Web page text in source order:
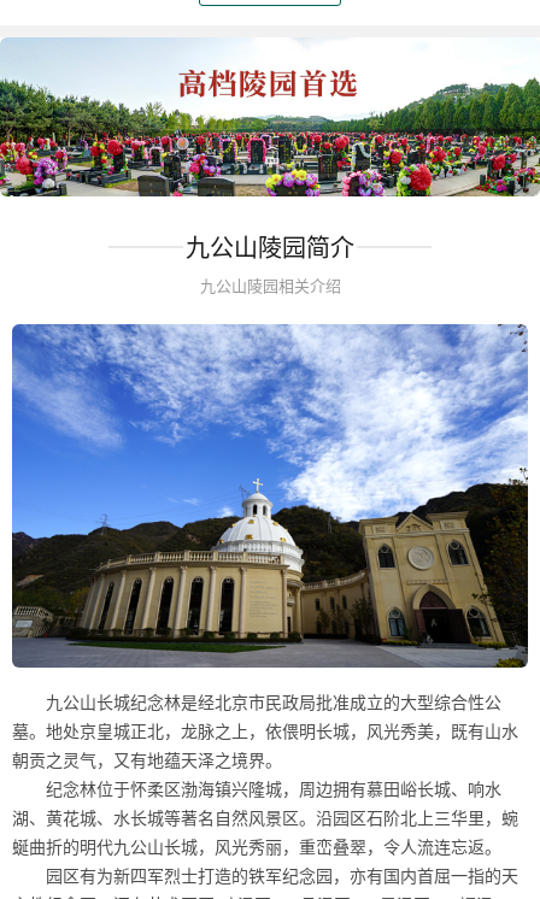
九公山陵园简介
九公山陵园相关介绍
九公山长城纪念林是经北京市民政局批准成立的大型综合性公
墓。地处京皇城正北，龙脉之上，依偎明长城，风光秀美，既有山水
朝贡之灵气，又有地蕴天泽之境界。
纪念林位于怀柔区渤海镇兴隆城，周边拥有慕田峪长城、响水
湖、黄花城、水长城等著名自然风景区。沿园区石阶北上三华里，蜿
蜒曲折的明代九公山长城，风光秀丽，重峦叠翠，令人流连忘返。
园区有为新四军烈士打造的铁军纪念园，亦有国内首屈一指的天